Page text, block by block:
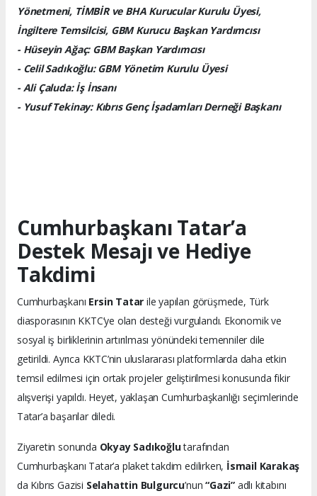
Yönetmeni, TİMBİR ve BHA Kurucular Kurulu Üyesi,
İngiltere Temsilcisi, GBM Kurucu Başkan Yardımcısı
- Hüseyin Ağaç: GBM Başkan Yardımcısı
- Celil Sadıkoğlu: GBM Yönetim Kurulu Üyesi
- Ali Çaluda: İş İnsanı
- Yusuf Tekinay: Kıbrıs Genç İşadamları Derneği Başkanı
Cumhurbaşkanı Tatar’a
Destek Mesajı ve Hediye
Takdimi
Cumhurbaşkanı Ersin Tatar ile yapılan görüşmede, Türk
diasporasının KKTC’ye olan desteği vurgulandı. Ekonomik ve
sosyal iş birliklerinin artırılması yönündeki temenniler dile
getirildi. Ayrıca KKTC’nin uluslararası platformlarda daha etkin
temsil edilmesi için ortak projeler geliştirilmesi konusunda fikir
alışverişi yapıldı. Heyet, yaklaşan Cumhurbaşkanlığı seçimlerinde
Tatar’a başarılar diledi.
Ziyaretin sonunda Okyay Sadıkoğlutarafından
Cumhurbaşkanı Tatar’a plaket takdim edilirken, İsmail Karakaş
da Kıbrıs Gazisi Selahattin Bulgurcu’nun“Gazi” adlı kitabını